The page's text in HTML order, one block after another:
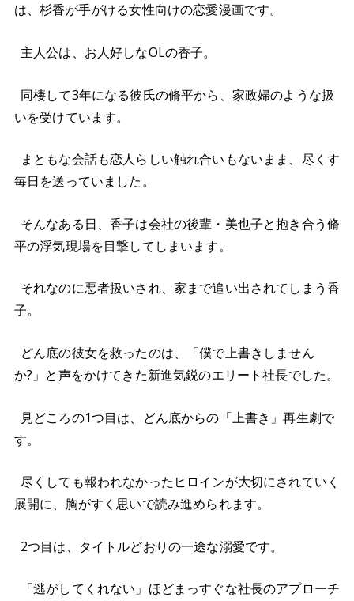
は、杉香が手がける女性向けの恋愛漫画です。
主人公は、お人好しなOLの香子。
同棲して3年になる彼氏の脩平から、家政婦のような扱
いを受けています。
まともな会話も恋人らしい触れ合いもないまま、尽くす
毎日を送っていました。
そんなある日、香子は会社の後輩・美也子と抱き合う脩
平の浮気現場を目撃してしまいます。
それなのに悪者扱いされ、家まで追い出されてしまう香
子。
どん底の彼女を救ったのは、「僕で上書きしません
か?」と声をかけてきた新進気鋭のエリート社長でした。
見どころの1つ目は、どん底からの「上書き」再生劇で
す。
尽くしても報われなかったヒロインが大切にされていく
展開に、胸がすく思いで読み進められます。
2つ目は、タイトルどおりの一途な溺愛です。
「逃がしてくれない」ほどまっすぐな社長のアプローチ